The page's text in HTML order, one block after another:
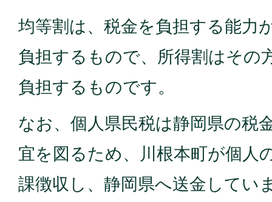
均等割は、税金を負担する能力
負担するもので、所得割はその
負担するものです。
なお、個人県民税は静岡県の税
宜を図るため、川根本町が個人
課徴収し、静岡県へ送金してい